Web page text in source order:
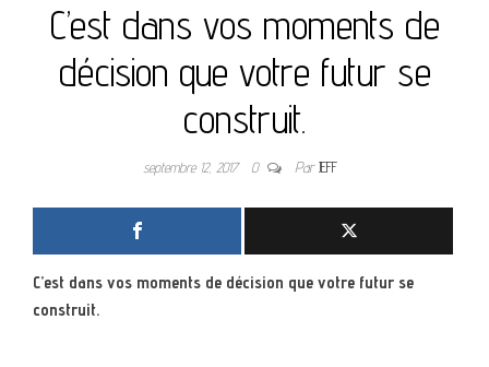
C’est dans vos moments de
décision que votre futur se
construit.
septembre 12, 2017 0 ParJEFF
C’est dans vos moments de décision que votre futur se
construit.